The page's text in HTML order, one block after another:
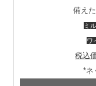
備え
ミ
ワ
税込
*ネ